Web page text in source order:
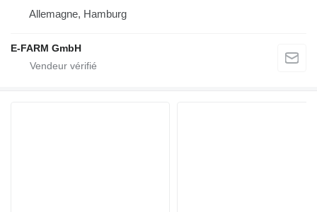
Allemagne, Hamburg
E-FARM GmbH